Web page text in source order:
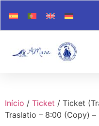
Início / Ticket / Ticket
Traslatio – 8:00 (Copy) –